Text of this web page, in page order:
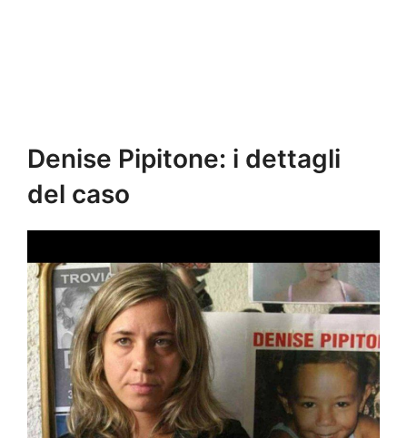
Denise Pipitone: i dettagli
del caso